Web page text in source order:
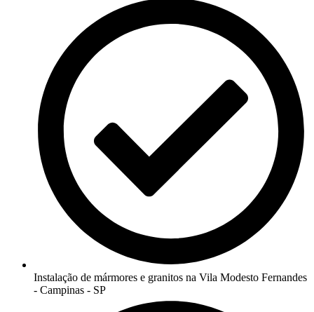
Instalação de mármores e granitos na Vila Modesto Fernandes
- Campinas - SP